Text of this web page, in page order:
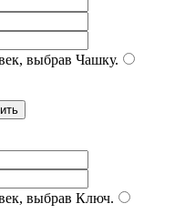
выбрав Чашку.
выбрав Ключ.